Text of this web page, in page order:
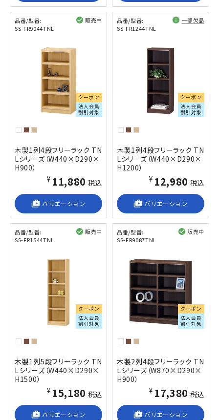
品番/型番:
SS-FR9044TNL
販売中
クーポン
法人会員
割引対象
木製1列4段フリーラック TN
Lシリーズ（W440×D290×
H900）
¥11,880 税込
shop_2 バリエーション
品番/型番:
SS-FR1244TNL
一部欠品
クーポン
法人会員
割引対象
木製1列4段フリーラック TN
Lシリーズ（W440×D290×
H1200）
¥12,980 税込
shop_2 バリエーション
品番/型番:
SS-FR1544TNL
販売中
クーポン
法人会員
割引対象
木製1列5段フリーラック TN
Lシリーズ（W440×D290×
H1500）
¥15,180 税込
shop_2 バリエーション
品番/型番:
SS-FR9087TNL
販売中
クーポン
法人会員
割引対象
木製2列4段フリーラック TN
Lシリーズ（W870×D290×
H900）
¥17,380 税込
shop_2 バリエーション